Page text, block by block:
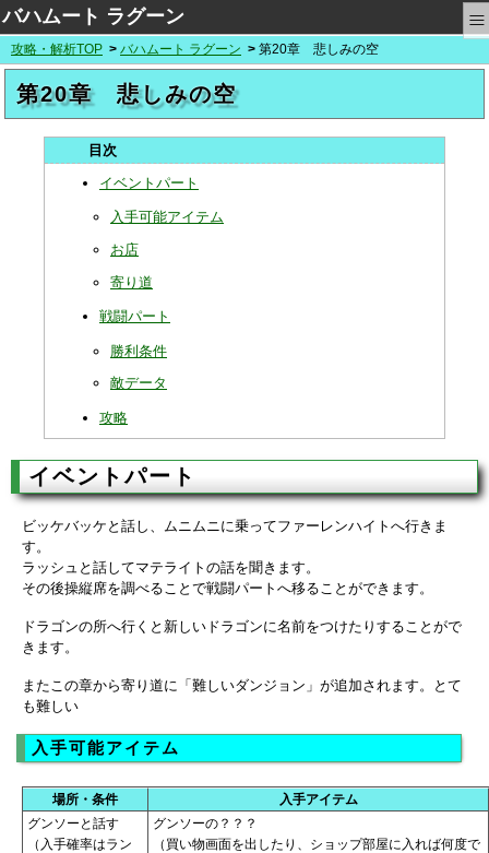
バハムート ラグーン ≡
攻略・解析TOP バハムート ラグーン 第20章 悲しみの空
第20章 悲しみの空
イベントパート
入手可能アイテム
お店
寄り道
戦闘パート
勝利条件
敵データ
攻略
イベントパート
ビッケバッケと話し、ムニムニに乗ってファーレンハイトへ行きま
す。
ラッシュと話してマテライトの話を聞きます。
その後操縦席を調べることで戦闘パートへ移ることができます。
ドラゴンの所へ行くと新しいドラゴンに名前をつけたりすることがで
きます。
またこの章から寄り道に「難しいダンジョン」が追加されます。とて
も難しい
入手可能アイテム
場所・条件
入手アイテム
グンソーと話す
（入手確率はラン
グンソーの？？？
（買い物画面を出したり、ショップ部屋に入れば何度で